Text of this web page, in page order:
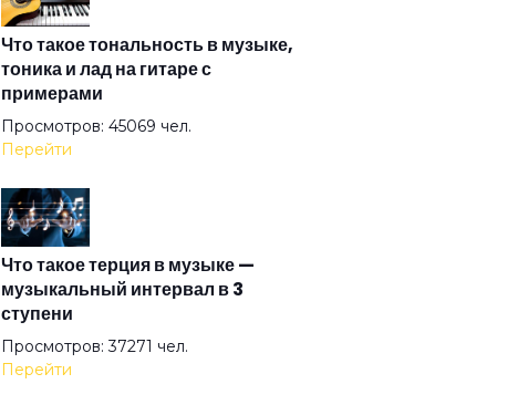
Если война
Журавли
Запойная
Игра
Ильич
Что такое тональность в музыке,
тоника и лад на гитаре с
примерами
Просмотров: 45069 чел.
Перейти
Что такое терция в музыке —
музыкальный интервал в 3
ступени
Просмотров: 37271 чел.
Перейти